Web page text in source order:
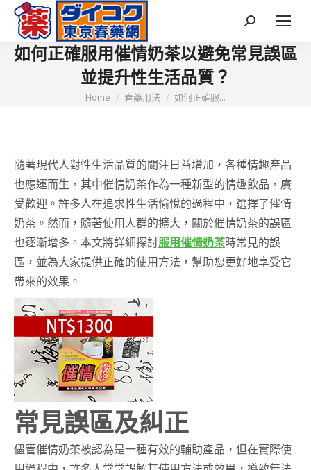
Search:
如何正確服用催情奶茶以避免常見誤區
並提升性生活品質？
You are here:
Home 春藥用法 如何正確服...
隨著現代人對性生活品質的關注日益增加，各種情趣產品
也應運而生，其中催情奶茶作為一種新型的情趣飲品，廣
受歡迎。許多人在追求性生活愉悅的過程中，選擇了催情
奶茶。然而，隨著使用人群的擴大，關於催情奶茶的誤區
也逐漸增多。本文將詳細探討服用催情奶茶時常見的誤
區，並為大家提供正確的使用方法，幫助您更好地享受它
帶來的效果。
常見誤區及糾正
儘管催情奶茶被認為是一種有效的輔助產品，但在實際使